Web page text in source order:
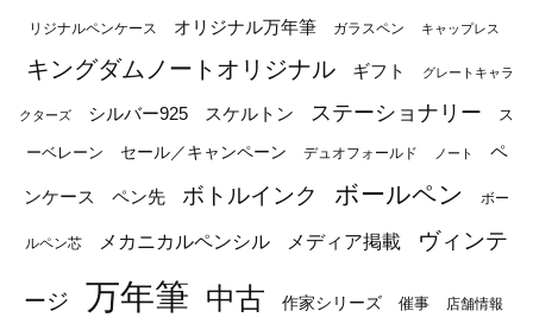
リジナルペンケース オリジナル万年筆 ガラスペン キャップレス
キングダムノートオリジナル ギフト グレートキャラ
クターズ シルバー925 スケルトン ステーショナリー ス
ーベレーン セール／キャンペーン デュオフォールド ノート ペ
ンケース ペン先 ボトルインク ボールペン ボー
ルペン芯 メカニカルペンシル メディア掲載 ヴィンテ
ージ 万年筆 中古 作家シリーズ 催事 店舗情報